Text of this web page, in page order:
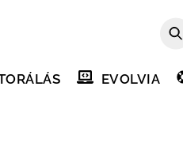
EVOLVIA